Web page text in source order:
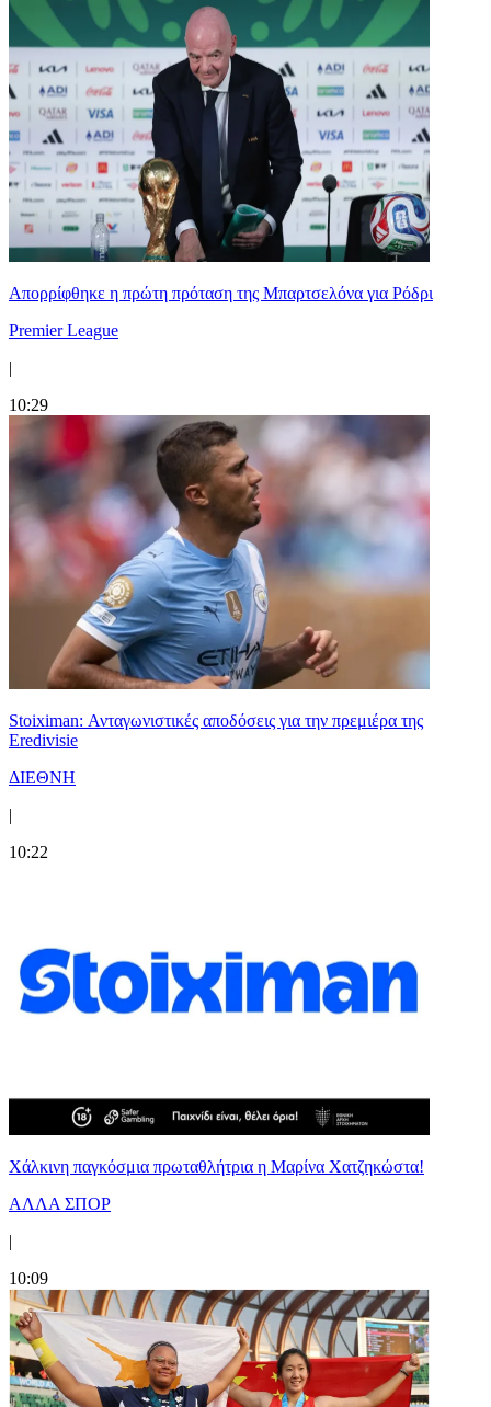
Απορρίφθηκε η πρώτη πρόταση της Μπαρτσελόνα για Ρόδρι
Premier League
|
10:29
Stoiximan: Ανταγωνιστικές αποδόσεις για την πρεμιέρα της
Eredivisie
ΔΙΕΘΝΗ
|
10:22
Χάλκινη παγκόσμια πρωταθλήτρια η Μαρίνα Χατζηκώστα!
ΑΛΛΑ ΣΠΟΡ
|
10:09